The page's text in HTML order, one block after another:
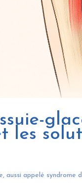
les
appelé syndrome